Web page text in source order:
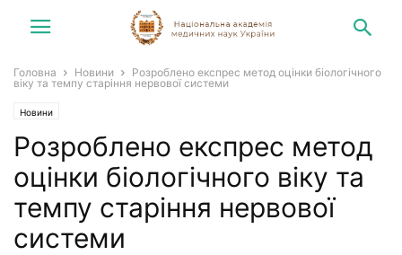
Головна Новини
Розроблено експрес метод оцінки біологічного
віку та темпу старіння нервової системи
Новини
Розроблено експрес метод
оцінки біологічного віку та
темпу старіння нервової
системи